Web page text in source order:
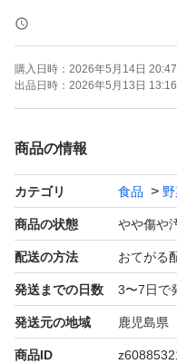
※発送の際は、商品とは
ますのでご理解よろしく
※5月連休中は、発送で
購入日時： 2026年5月14日 20:47
出品日時： 2026年5月13日 13:16
商品の情報
カテゴリ 食品
商品の状態 やや傷や
配送の方法 おてがる
発送までの日数 3〜7日で
発送元の地域 鹿児島県
商品ID